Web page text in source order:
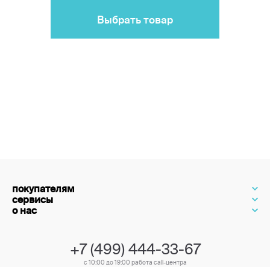
Выбрать товар
покупателям
сервисы
о нас
+7 (499) 444-33-67
с 10:00 до 19:00 работа call-центра